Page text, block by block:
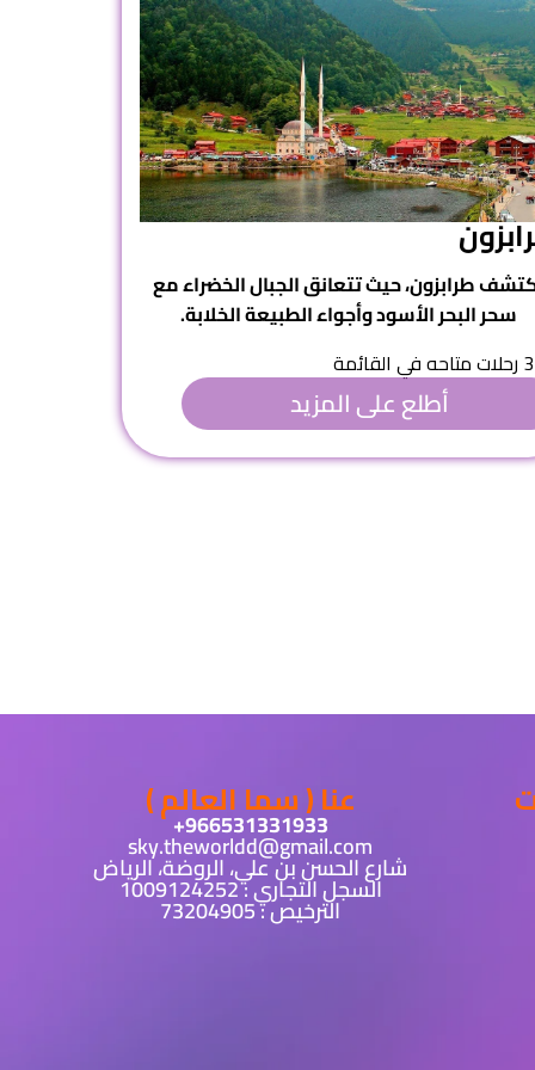
طرابزون، حيث تتعانق الجبال الخضراء مع
سحر البحر الأسود وأجواء الطبيعة الخلابة.
3 رحلات متاحه في القائمة
أطلع على المزيد
عنا ( سما العالم )
sky.theworldd@gmail.com
شارع الحسن بن علي، الروضة، الرياض
السجل التجاري : 1009124252
الترخيص : 73204905